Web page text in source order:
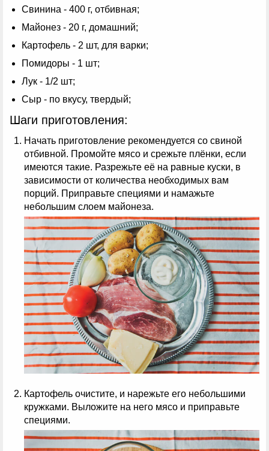
Свинина - 400 г, отбивная;
Майонез - 20 г, домашний;
Картофель - 2 шт, для варки;
Помидоры - 1 шт;
Лук - 1/2 шт;
Сыр - по вкусу, твердый;
Шаги приготовления:
Начать приготовление рекомендуется со свиной
отбивной. Промойте мясо и срежьте плёнки, если
имеются такие. Разрежьте её на равные куски, в
зависимости от количества необходимых вам
порций. Приправьте специями и намажьте
небольшим слоем майонеза.
Картофель очистите, и нарежьте его небольшими
кружками. Выложите на него мясо и приправьте
специями.